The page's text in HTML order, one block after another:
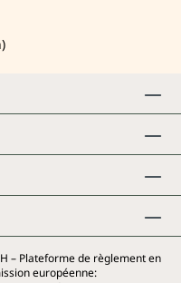
– Plateforme de règlement en
européenne: